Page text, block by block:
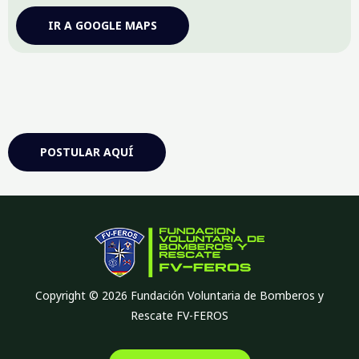
IR A GOOGLE MAPS
POSTULAR AQUÍ
Copyright © 2026 Fundación Voluntaria de Bomberos y
Rescate FV-FEROS